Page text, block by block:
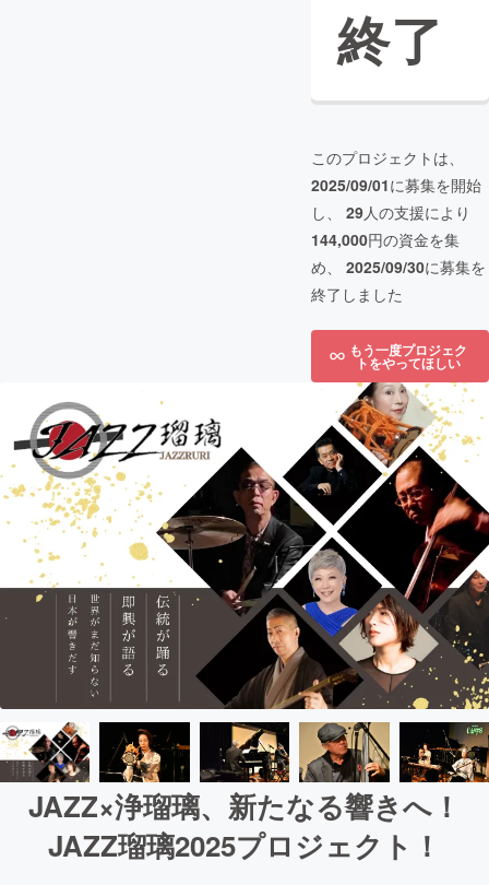
終了
このプロジェクトは、
2025/09/01に募集を開始
し、 29人の支援により
144,000円の資金を集
め、 2025/09/30に募集を
終了しました
もう一度プロジェク
トをやってほしい
JAZZ×浄瑠璃、新たなる響きへ！
JAZZ瑠璃2025プロジェクト！